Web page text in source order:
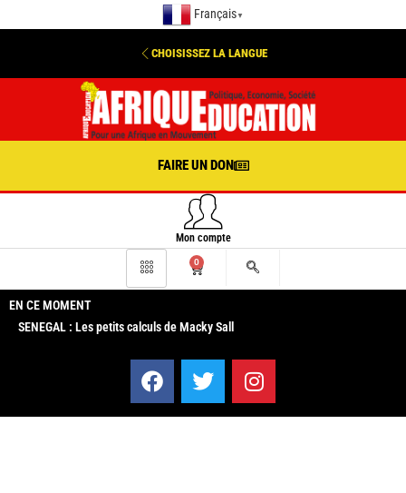
Français ▼
CHOISISSEZ LA LANGUE
FAIRE UN DON
Mon compte
0
EN CE MOMENT
SENEGAL : Les petits calculs de Macky Sall